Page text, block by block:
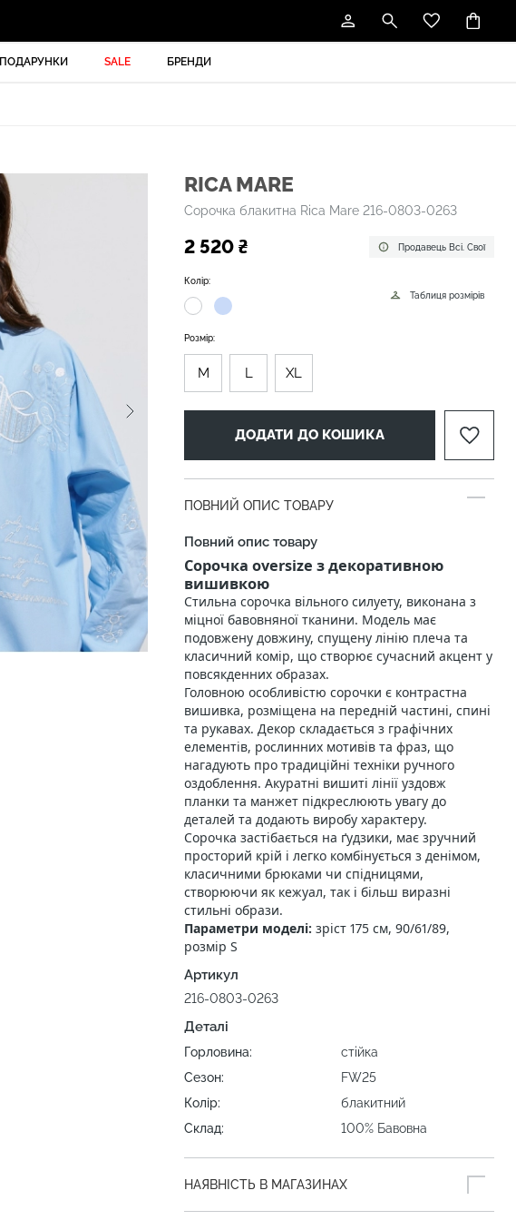
ПОДАРУНКИ SALE БРЕНДИ
RICA MARE
Сорочка блакитна Rica Mare 216-0803-0263
2 520 ₴ Продавець Всі. Свої
Колір:
Таблиця розмірів
Розмір:
M L XL
ДОДАТИ ДО КОШИКА
ПОВНИЙ ОПИС ТОВАРУ
Повний опис товару
Сорочка oversize з декоративною
вишивкою
Стильна сорочка вільного силуету, виконана з
міцної бавовняної тканини. Модель має
подовжену довжину, спущену лінію плеча та
класичний комір, що створює сучасний акцент у
повсякденних образах.
Головною особливістю сорочки є контрастна
вишивка, розміщена на передній частині, спині
та рукавах. Декор складається з графічних
елементів, рослинних мотивів та фраз, що
нагадують про традиційні техніки ручного
оздоблення. Акуратні вишиті лінії уздовж
планки та манжет підкреслюють увагу до
деталей та додають виробу характеру.
Сорочка застібається на ґудзики, має зручний
просторий крій і легко комбінується з денімом,
класичними брюками чи спідницями,
створюючи як кежуал, так і більш виразні
стильні образи.
Параметри моделі: зріст 175 см, 90/61/89,
розмір S
Артикул
216-0803-0263
Деталі
Горловина:
стійка
Сезон:
FW25
Колір:
блакитний
Склад:
100% Бавовна
НАЯВНІСТЬ В МАГАЗИНАХ